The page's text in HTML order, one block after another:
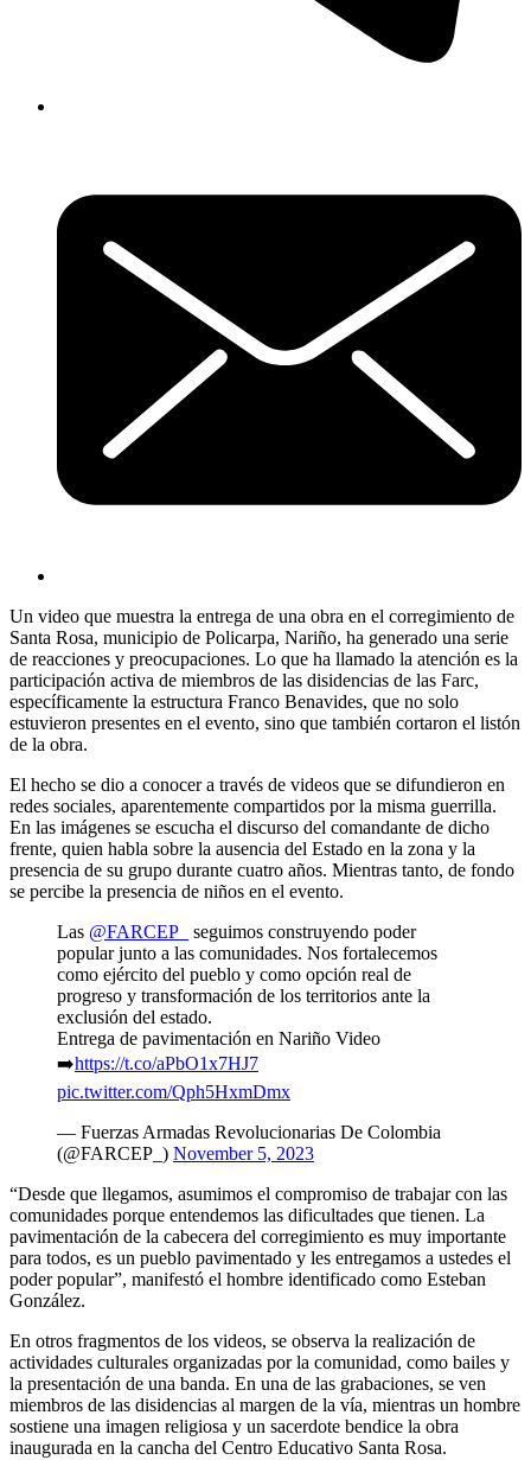
Un video que muestra la entrega de una obra en el corregimiento de
Santa Rosa, municipio de Policarpa, Nariño, ha generado una serie
de reacciones y preocupaciones. Lo que ha llamado la atención es la
participación activa de miembros de las disidencias de las Farc,
específicamente la estructura Franco Benavides, que no solo
estuvieron presentes en el evento, sino que también cortaron el listón
de la obra.
El hecho se dio a conocer a través de videos que se difundieron en
redes sociales, aparentemente compartidos por la misma guerrilla.
En las imágenes se escucha el discurso del comandante de dicho
frente, quien habla sobre la ausencia del Estado en la zona y la
presencia de su grupo durante cuatro años. Mientras tanto, de fondo
se percibe la presencia de niños en el evento.
Las @FARCEP_
seguimos construyendo poder
popular junto a las comunidades. Nos fortalecemos
como ejército del pueblo y como opción real de
progreso y transformación de los territorios ante la
exclusión del estado.
Entrega de pavimentación en Nariño Video
➡️https://t.co/aPbO1x7HJ7
pic.twitter.com/Qph5HxmDmx
— Fuerzas Armadas Revolucionarias De Colombia
(@FARCEP_) November 5, 2023
“Desde que llegamos, asumimos el compromiso de trabajar con las
comunidades porque entendemos las dificultades que tienen. La
pavimentación de la cabecera del corregimiento es muy importante
para todos, es un pueblo pavimentado y les entregamos a ustedes el
poder popular”, manifestó el hombre identificado como Esteban
González.
En otros fragmentos de los videos, se observa la realización de
actividades culturales organizadas por la comunidad, como bailes y
la presentación de una banda. En una de las grabaciones, se ven
miembros de las disidencias al margen de la vía, mientras un hombre
sostiene una imagen religiosa y un sacerdote bendice la obra
inaugurada en la cancha del Centro Educativo Santa Rosa.